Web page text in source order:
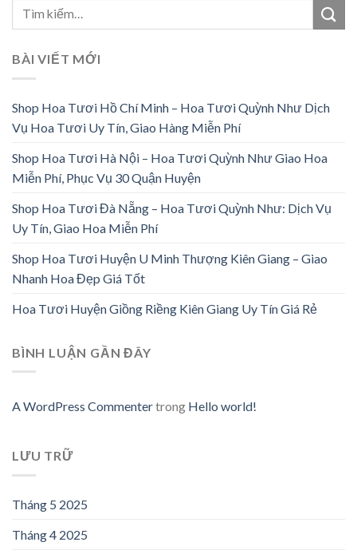
BÀI VIẾT MỚI
Shop Hoa Tươi Hồ Chí Minh – Hoa Tươi Quỳnh Như Dịch
Vụ Hoa Tươi Uy Tín, Giao Hàng Miễn Phí
Shop Hoa Tươi Hà Nội – Hoa Tươi Quỳnh Như Giao Hoa
Miễn Phí, Phục Vụ 30 Quận Huyện
Shop Hoa Tươi Đà Nẵng – Hoa Tươi Quỳnh Như: Dịch Vụ
Uy Tín, Giao Hoa Miễn Phí
Shop Hoa Tươi Huyện U Minh Thượng Kiên Giang – Giao
Nhanh Hoa Đẹp Giá Tốt
Hoa Tươi Huyện Giồng Riềng Kiên Giang Uy Tín Giá Rẻ
BÌNH LUẬN GẦN ĐÂY
A WordPress Commentertrong Hello world!
LƯU TRỮ
Tháng 5 2025
Tháng 4 2025